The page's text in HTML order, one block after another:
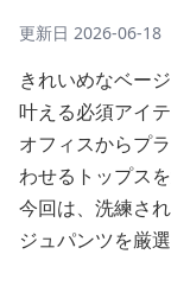
更新日 2026-06-18
きれいめなベー
叶える必須アイテ
オフィスからプ
わせるトップス
今回は、洗練さ
ジュパンツを厳